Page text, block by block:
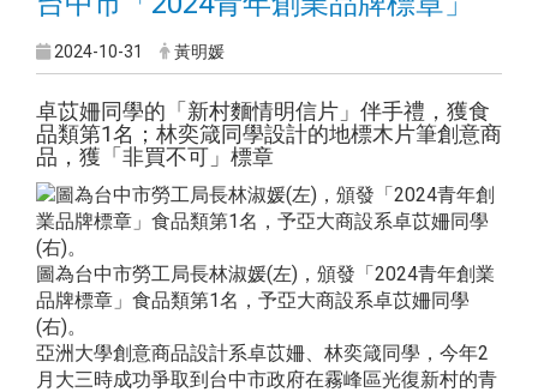
2024-10-31 黃明媛
卓苡姍同學的「新村麵情明信片」伴手禮，獲食
品類第1名；林奕箴同學設計的地標木片筆創意商
品，獲「非買不可」標章
圖為台中市勞工局長林淑媛(左)，頒發「2024青年創業
品牌標章」食品類第1名，予亞大商設系卓苡姍同學
(右)。
亞洲大學創意商品設計系卓苡姍、林奕箴同學，今年2
月大三時成功爭取到台中市政府在霧峰區光復新村的青